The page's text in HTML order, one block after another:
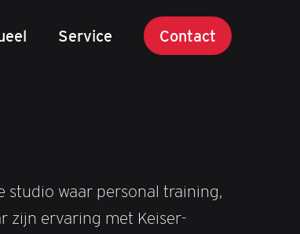
Service Contact
studio waar personal training,
zijn ervaring met Keiser-